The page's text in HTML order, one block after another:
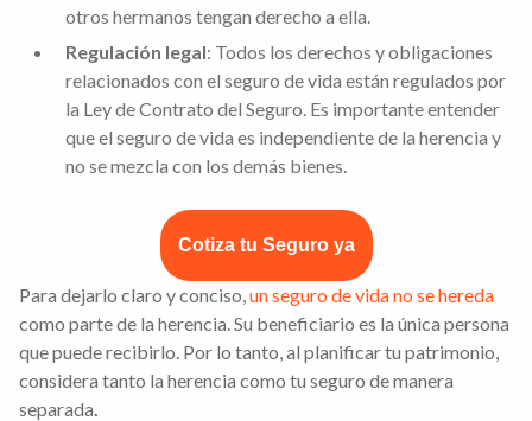
otros hermanos tengan derecho a ella.
Regulación legal: Todos los derechos y obligaciones
relacionados con el seguro de vida están regulados por
la Ley de Contrato del Seguro. Es importante entender
que el seguro de vida es independiente de la herencia y
no se mezcla con los demás bienes.
Cotiza tu Seguro ya
Para dejarlo claro y conciso,un seguro de vida no se hereda
como parte de la herencia. Su beneficiario es la única persona
que puede recibirlo. Por lo tanto, al planificar tu patrimonio,
considera tanto la herencia como tu seguro de manera
separada.